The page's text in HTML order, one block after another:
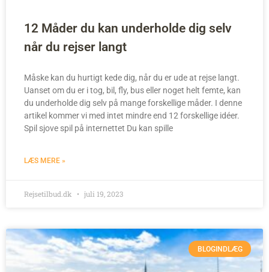
12 Måder du kan underholde dig selv
når du rejser langt
Måske kan du hurtigt kede dig, når du er ude at rejse langt.
Uanset om du er i tog, bil, fly, bus eller noget helt femte, kan
du underholde dig selv på mange forskellige måder. I denne
artikel kommer vi med intet mindre end 12 forskellige idéer.
Spil sjove spil på internettet Du kan spille
LÆS MERE »
Rejsetilbud.dk juli 19, 2023
BLOGINDLÆG